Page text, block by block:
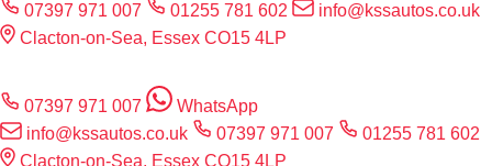
07397 971 007 01255 781 602
info@kssautos.co.uk
Clacton-on-Sea, Essex CO15 4LP
07397 971 007
WhatsApp
info@kssautos.co.uk
07397 971 007
01255 781 602
Clacton-on-Sea, Essex CO15 4LP